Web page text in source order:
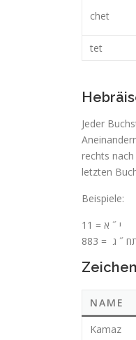
chet
tet
Jeder
rechts
letzten
Beispiele:
11 = י ˝ א
˝ ג = 883
NAME
Kamaz